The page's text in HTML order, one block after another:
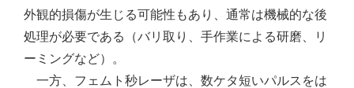
外観的損傷が生じる可能性もあり、通常は機械的な後
処理が必要である（バリ取り、手作業による研磨、リ
ーミングなど）。
一方、フェムト秒レーザは、数ケタ短いパルスをは